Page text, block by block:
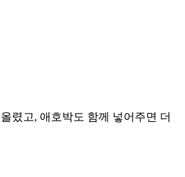
렸고, 애호박도 함께 넣어주면 더